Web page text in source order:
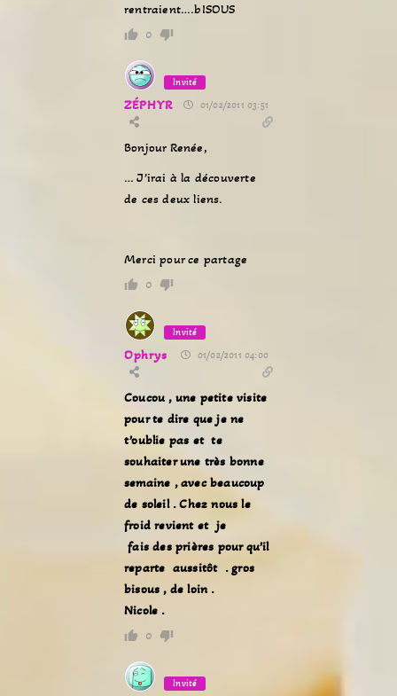
rentraient….bISOUS
0
Invité
ZÉPHYR 01/02/2011 03:51
Bonjour Renée,
… J’irai à la découverte
de ces deux liens.
Merci pour ce partage
0
Invité
Ophrys 01/02/2011 04:00
Coucou , une petite visite
pour te dire que je ne
t’oublie pas et te
souhaiter une très bonne
semaine , avec beaucoup
de soleil . Chez nous le
froid revient et je
fais des prières pour qu’il
reparte aussitôt . gros
bisous , de loin .
Nicole .
0
Invité